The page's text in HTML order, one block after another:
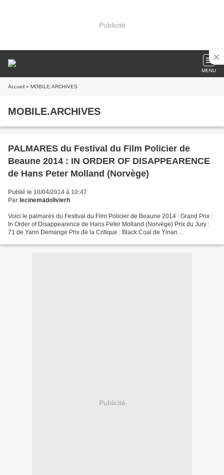
Publicité
MENU
Accueil » MOBILE.ARCHIVES
MOBILE.ARCHIVES
PALMARES du Festival du Film Policier de
Beaune 2014 : IN ORDER OF DISAPPEARENCE
de Hans Peter Molland (Norvège)
Publié le 10/04/2014 à 10:47
Par lecinemadolivierh
Voici le palmarès du Festival du Film Policier de Beaune 2014 : Grand Prix :
In Order of Disappearence de Hans Peter Molland (Norvège) Prix du Jury :
71 de Yann Demange Prix de la Critique : Black Coal de Yinan
Publicité